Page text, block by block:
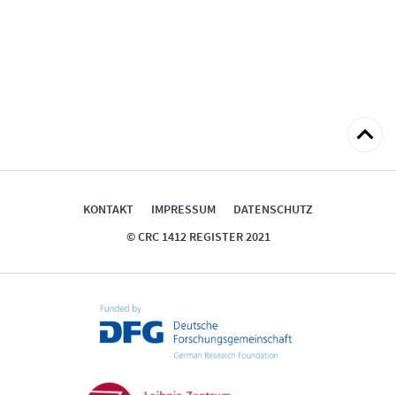
zum
KONTAKT IMPRESSUM
DATENSCHUTZ
© CRC 1412 REGISTER 2021